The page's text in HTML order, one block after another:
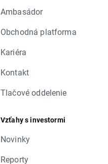
Ambasádor
Obchodná platforma
Kariéra
Kontakt
Tlačové oddelenie
Vzťahy s investormi
Novinky
Reporty